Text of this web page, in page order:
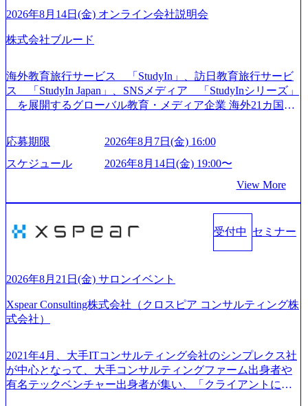
をデザインする」というビジョンを掲げ、クライアント目
いることは何かを追究し、本当に価値のある成果を提供し
の736名（2024年1月）に到達。上場を目指し、さらに採用
のスピードを上げている。 人にフォーカスをして急成長す
る唯一無二のコンサルティングファーム【株式会社ノース
サンド 執行役員新山氏、庄司氏インタビュー】 (https://my-vi
2015年に設立され、前年比205%の売上成長を遂げるなど、
急速な成長を遂げている。 ​ 新規事業立案から業務改革、IT
戦略立案、IT導入までをワンストップで提供するコンサル
ティングファームである。 ​- 2025年1月時点で従業員数1,209
名を擁し、事業拡大を続けている。 「人」にフォーカスを
当てたコンサルティング会社として、社員の人間力を強み
としたサービスを提供している。 ​- - 2018年から6年連続で
ティングファームやSIer、事業会社出身者など、多様な経歴
の社員が活躍している。 年間休日120日以上、完全週休2日
制、有給休暇初年度10日（消化率46.3%）、特別休暇5日な
ど、充実した休暇制度を整備している。 ​ 月平均残業時間は
リフレッシュ休暇など、社員同士の交流や健康をサポート
する取り組みが充実している。 2026年8月13日(木) 19:00～2
0:30予定 2026年8月7日(金) 16:00 コンサル業界の動向や業務
2026年8月14日(金) オンライン会社説明会
株式会社ブルード
海外教育旅行サービス 「StudyIn」、訪日教育旅行サービ
ス 「StudyIn Japan」、SNSメディア 「StudyInシリーズ」
を展開するグローバル教育・メディア企業 海外21カ国と
育支援サービスを提供している 動画メディア事業を基盤と
して、留学支援・訪日教育旅行・SNSマーケティング事業
を展開している Mission:より多くの人に、グローバルという
ラになる Value： INTEGRITY誠実であろう 素直に心を開い
て伝える、自責かつ利他の精神で動く、謙虚な姿勢でウソ
る、失敗を恐れずにふみだす、執着心をもって没頭する O
WNERSHIP当事者であろう みずから決めてみずから動く、
だわろう 今すぐ決める、すばやく動く、まず成果物をだす
回す、結果が出るまでやり抜く 2026年8月14日(金) 19:00〜2
0:00 (60分) 2026年8月7日(金) 16:00 本説明会は、選考の前段
です。評価の場ではないため、キャリアを検討中の段階の
方にもご参加いただけます。 連休中の平日夜という日程の
ため、在職中の方も有給を取得することなく、現職への配
慮なくご参加いただけます。帰省先からのオンライン参加
応募期限
2026年8月7日(金) 16:00
スケジュール
2026年8月14日(金) 19:00〜
View More
受付中 セミナー
2026年8月21日(金) サロンイベント
Xspear Consulting株式会社（クロスピア コンサルティング株
式会社）
2021年4月、大手ITコンサルティング会社のシンプレクス社
が中心となって、大手コンサルティングファーム出身者や
有名テックベンチャー出身者が集い、「クライアントにと